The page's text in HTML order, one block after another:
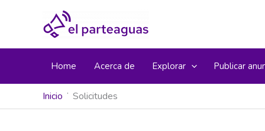
Home Acerca de Explorar Publicar
Inicio Solicitudes